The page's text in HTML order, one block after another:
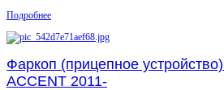
Подробнее
Фаркоп (прицепное
ACCENT 2011-